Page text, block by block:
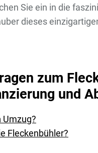
Sie ein in die
dieses
zum
und
Fleckenbühler?